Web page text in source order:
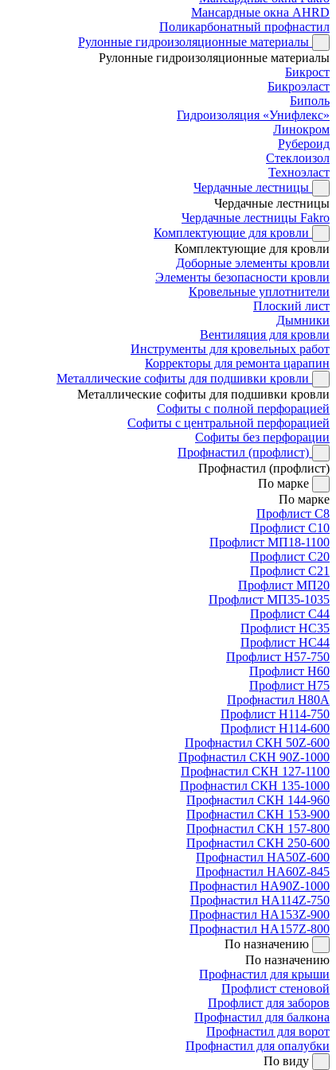
Мансардные окна AHRD
Поликарбонатный профнастил
Рулонные гидроизоляционные материалы
Рулонные гидроизоляционные материалы
Бикрост
Бикроэласт
Биполь
Гидроизоляция «Унифлекс»
Линокром
Рубероид
Стеклоизол
Техноэласт
Чердачные лестницы
Чердачные лестницы
Чердачные лестницы Fakro
Комплектующие для кровли
Комплектующие для кровли
Доборные элементы кровли
Элементы безопасности кровли
Кровельные уплотнители
Плоский лист
Дымники
Вентиляция для кровли
Инструменты для кровельных работ
Корректоры для ремонта царапин
Металлические софиты для подшивки кровли
Металлические софиты для подшивки кровли
Софиты с полной перфорацией
Софиты с центральной перфорацией
Софиты без перфорации
Профнастил (профлист)
Профнастил (профлист)
По марке
По марке
Профлист С8
Профлист С10
Профлист МП18-1100
Профлист С20
Профлист С21
Профлист МП20
Профлист МП35-1035
Профлист С44
Профлист НС35
Профлист НС44
Профлист Н57-750
Профлист Н60
Профлист Н75
Профнастил Н80А
Профлист Н114-750
Профлист Н114-600
Профнастил СКН 50Z-600
Профнастил СКН 90Z-1000
Профнастил СКН 127-1100
Профнастил СКН 135-1000
Профнастил СКН 144-960
Профнастил СКН 153-900
Профнастил СКН 157-800
Профнастил СКН 250-600
Профнастил НА50Z-600
Профнастил НА60Z-845
Профнастил НА90Z-1000
Профнастил НА114Z-750
Профнастил НА153Z-900
Профнастил НА157Z-800
По назначению
По назначению
Профнастил для крыши
Профлист стеновой
Профлист для заборов
Профнастил для балкона
Профнастил для ворот
Профнастил для опалубки
По виду